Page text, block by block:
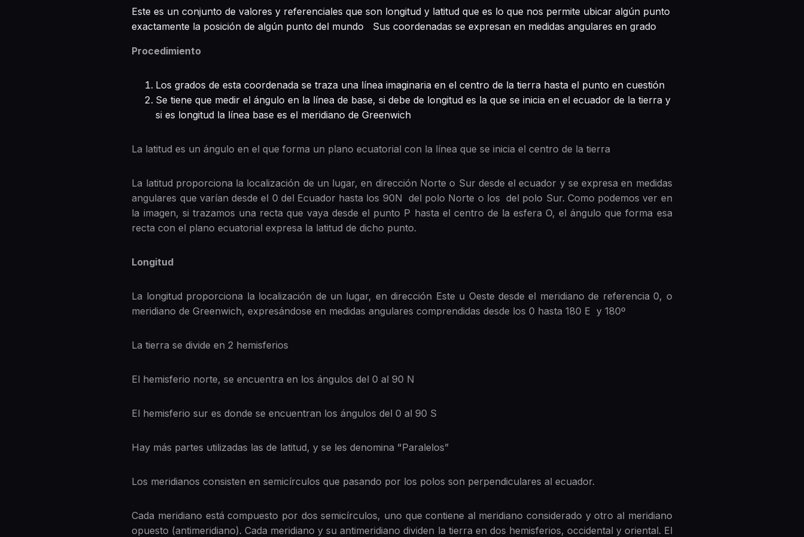
Este es un conjunto de valores y referenciales que son longitud y latitud que es lo que nos permite ubicar algún punto
exactamente la posición de algún punto del mundo Sus coordenadas se expresan en medidas angulares en grado
Procedimiento
Los grados de esta coordenada se traza una línea imaginaria en el centro de la tierra hasta el punto en cuestión
Se tiene que medir el ángulo en la línea de base, si debe de longitud es la que se inicia en el ecuador de la tierra y
si es longitud la línea base es el meridiano de Greenwich
La latitud es un ángulo en el que forma un plano ecuatorial con la línea que se inicia el centro de la tierra
La latitud proporciona la localización de un lugar, en dirección Norte o Sur desde el ecuador y se expresa en medidas
angulares que varían desde el 0 del Ecuador hasta los 90N del polo Norte o los del polo Sur. Como podemos ver en
la imagen, si trazamos una recta que vaya desde el punto P hasta el centro de la esfera O, el ángulo que forma esa
recta con el plano ecuatorial expresa la latitud de dicho punto.
Longitud
La longitud proporciona la localización de un lugar, en dirección Este u Oeste desde el meridiano de referencia 0, o
meridiano de Greenwich, expresándose en medidas angulares comprendidas desde los 0 hasta 180 E y 180º
La tierra se divide en 2 hemisferios
El hemisferio norte, se encuentra en los ángulos del 0 al 90 N
El hemisferio sur es donde se encuentran los ángulos del 0 al 90 S
Hay más partes utilizadas las de latitud, y se les denomina "Paralelos”
Los meridianos consisten en semicírculos que pasando por los polos son perpendiculares al ecuador.
Cada meridiano está compuesto por dos semicírculos, uno que contiene al meridiano considerado y otro al meridiano
opuesto (antimeridiano). Cada meridiano y su antimeridiano dividen la tierra en dos hemisferios, occidental y oriental. El